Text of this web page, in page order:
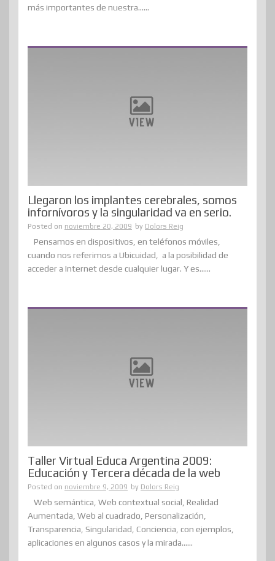
más importantes de nuestra......
Llegaron los implantes cerebrales, somos
infornívoros y la singularidad va en serio.
Posted on noviembre 20, 2009 by Dolors Reig
Pensamos en dispositivos, en teléfonos móviles,
cuando nos referimos a Ubicuidad, a la posibilidad de
acceder a Internet desde cualquier lugar. Y es......
Taller Virtual Educa Argentina 2009:
Educación y Tercera década de la web
Posted on noviembre 9, 2009 by Dolors Reig
Web semántica, Web contextual social, Realidad
Aumentada, Web al cuadrado, Personalización,
Transparencia, Singularidad, Conciencia, con ejemplos,
aplicaciones en algunos casos y la mirada......